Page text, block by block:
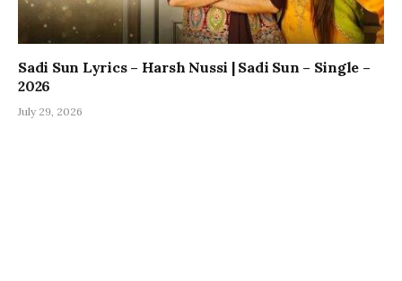
Sadi Sun Lyrics – Harsh Nussi | Sadi Sun – Single –
2026
July 29, 2026